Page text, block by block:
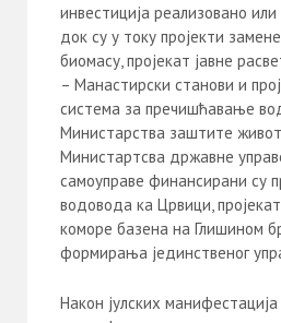
инвестиција реализовано
док су у току пројекти
биомасу, пројекат јавне
– Манастирски станови и
система за пречишћавање
Министарства заштите
Министартсва државне
самоуправе финансирани су
водовода ка Црвици,
коморе базена на Глишином
формирања јединственог
Након јулских